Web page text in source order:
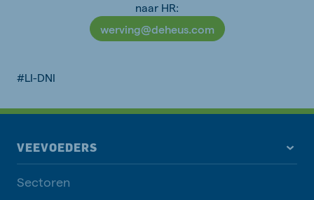
naar HR:
werving@deheus.com
#LI-DNI
VEEVOEDERS
Sectoren